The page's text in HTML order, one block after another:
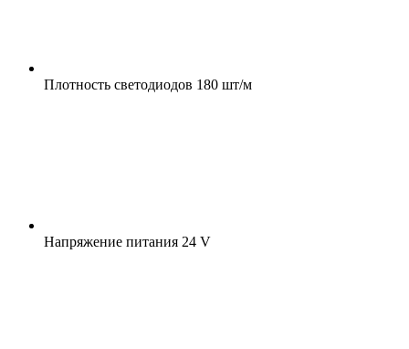
Плотность светодиодов 180 шт/м
Напряжение питания 24 V